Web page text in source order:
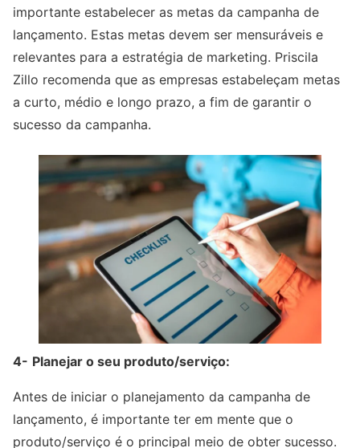
importante estabelecer as metas da campanha de
lançamento. Estas metas devem ser mensuráveis e
relevantes para a estratégia de marketing. Priscila
Zillo recomenda que as empresas estabeleçam metas
a curto, médio e longo prazo, a fim de garantir o
sucesso da campanha.
4- Planejar o seu produto/serviço:
Antes de iniciar o planejamento da campanha de
lançamento, é importante ter em mente que o
produto/serviço é o principal meio de obter sucesso.